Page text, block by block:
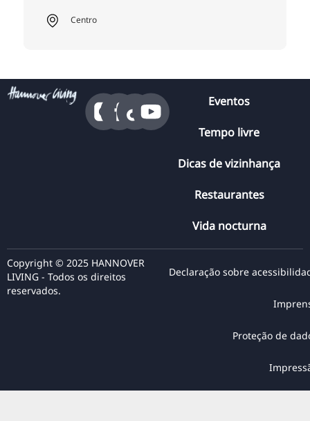
Centro
Eventos
Tempo livre
Dicas de vizinhança
Restaurantes
Vida nocturna
Copyright © 2025 HANNOVER
LIVING - Todos os direitos
reservados.
Declaração sobre
Proteção de